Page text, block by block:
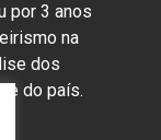
por 3 anos
na
dos
e do país.